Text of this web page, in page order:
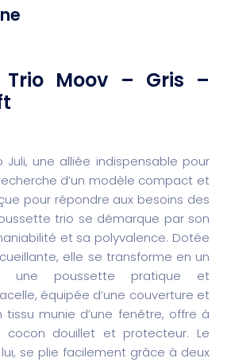
Trio Moov – Gris –
Juli, une alliée indispensable pour
d’un modèle compact et
pour répondre aux besoins des
trio se démarque par son
et sa polyvalence. Dotée
elle se transforme en un
une poussette pratique et
équipée d’une couverture et
tissu munie d’une fenêtre, offre à
douillet et protecteur. Le
se plie facilement grâce à deux